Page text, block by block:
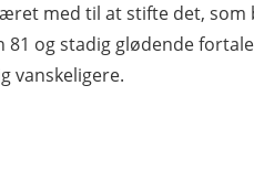
med til at stifte det,
81 og stadig glødende
vanskeligere.